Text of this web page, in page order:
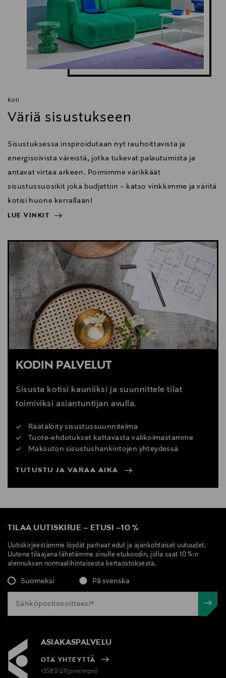
Koti
Väriä sisustukseen
Sisustuksessa inspiroidutaan nyt rauhoittavista ja
energisoivista väreistä, jotka tukevat palautumista ja
antavat virtaa arkeen. Poimimme värikkäät
sisustussuosikit joka budjettiin – katso vinkkimme ja väritä
kotisi huone kerrallaan!
LUE VINKIT
LUE VINKIT
KODIN PALVELUT
Sisusta kotisi kauniiksi ja suunnittele tilat
toimiviksi asiantuntijan avulla.
Räätälöity sisustussuunnitelma
Tuote-ehdotukset kattavasta valikoimastamme
Maksuton sisustushankintojen yhteydessä
TUTUSTU JA VARAA AIKA
TILAA UUTISKIRJE – ETUSI –10 %
Uutiskirjeestämme löydät parhaat edut ja ajankohtaiset uutuudet.
Uutena tilaajana lähetämme sinulle etukoodin, jolla saat 10 %:n
alennuksen normaalihintaisesta kertaostoksesta.
Suomeksi På svenska
ASIAKASPALVELU
OTA YHTEYTTÄ
+358 9 1211(pvm/mpm)